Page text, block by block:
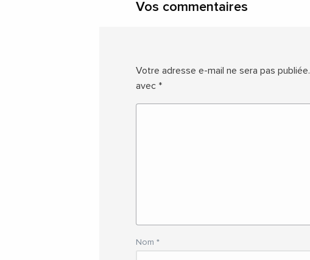
Vos commentaires
Votre adresse e-mail ne sera pas publiée.
avec *
Nom*